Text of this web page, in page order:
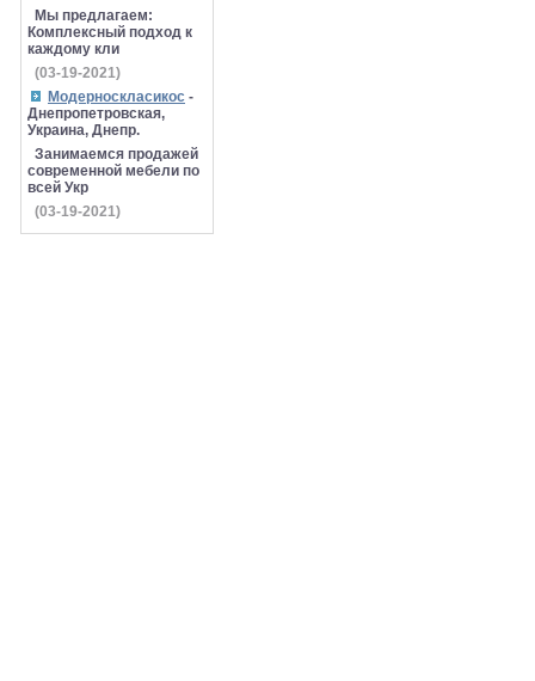
Мы предлагаем:
Комплексный подход к
каждому кли
(03-19-2021)
Модерноскласикос -
Днепропетровская,
Украина, Днепр.
Занимаемся продажей
современной мебели по
всей Укр
(03-19-2021)